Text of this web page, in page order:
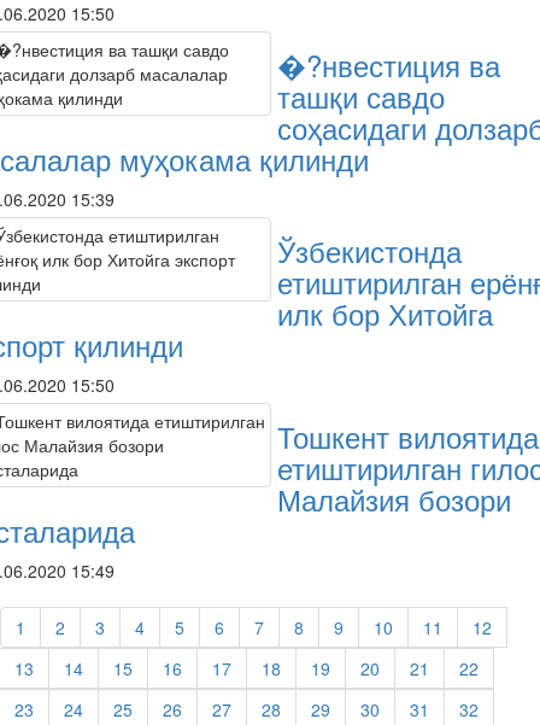
15:50
�?нвестиция ва
ташқи савдо
соҳасидаги
муҳокама қилинди
15:39
Ўзбекистонда
етиштирилган
илк бор Хитойга
қилинди
15:50
Тошкент вилоятида
етиштирилган
Малайзия бозори
15:49
1 2 3 4 5 6 7 8 9 10 11
12
13
14 15 16 17 18 19 20 21
22
23
24 25 26 27 28 29 30 31
32